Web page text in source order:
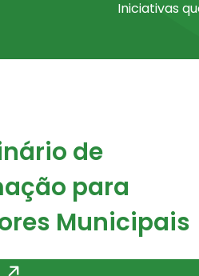
Iniciativas
de
para
Municipais